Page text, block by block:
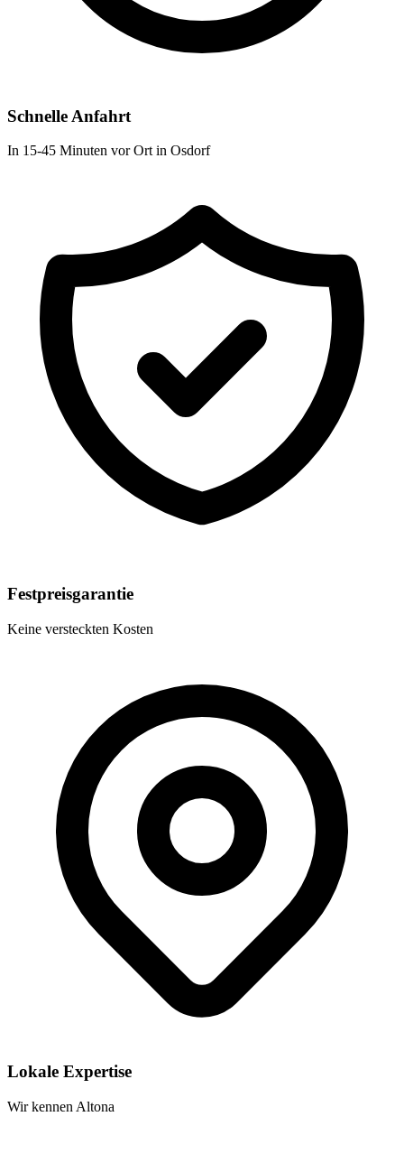
Schnelle Anfahrt
In 15-45 Minuten vor Ort in Osdorf
Festpreisgarantie
Keine versteckten Kosten
Lokale Expertise
Wir kennen Altona